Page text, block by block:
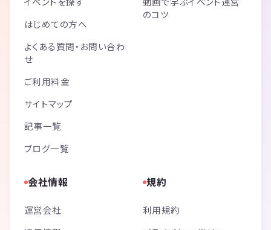
参加者の皆様は、参加者間、参加者と当会スタッフ間において、セクハ
ラ、暴言、大声、差別的な発言、悪口、嫌がらせ、いじめ、過度な勧誘
や営業、執拗に連絡先を聞く事、進行の妨害、違法行為、詐欺行為、迷
惑行為、許可のないチラシ等の無差別配布、宗教の勧誘をすることはで
きません。
地震、台風などの災害や悪天候時には皆様の安全を確保するために当社
の判断により当会は中止されます。中止の場合はご連絡させていただき
ます。
＜免責事項＞
入ることはありません。
《つなげーと上でのLINE IDの交換・聞き出す行為は禁止されています》
はじめての方へ
よくある質問・お問い合わ
せ
ご利用料金
サイトマップ
記事一覧
ブログ一覧
のコツ
会社情報
運営会社
規約
利用規約